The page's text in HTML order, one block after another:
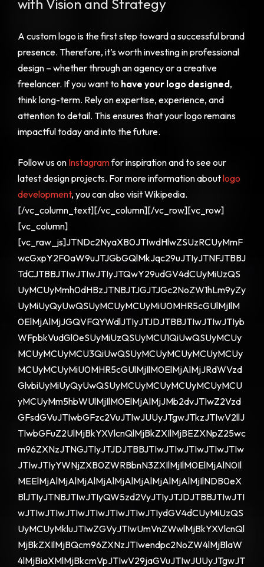
with Vision and Strategy
A custom logo is the first step toward a successful brand
presence. Therefore, it’s worth investing in professional
design – whether through an agency or a creative
freelancer. If you want to have your logo designed,
think long-term. Rely on expertise, experience, and
attention to detail. This ensures that your logo remains
impactful today and into the future.
Follow us on Instagramfor inspiration and to see our
latest design projects. For more information aboutlogo
development, you can also visit Wikipedia.
[/vc_column_text][/vc_column][/vc_row][vc_row]
[vc_column]
[vc_raw_js]JTNDc2NyaXB0JTIwdHlwZSUzRCUyMmF
wcGxpY2F0aW9uJTJGbGQlMkJqc29uJTIyJTNFJTBBJ
TdCJTBBJTIwJTIwJTIyJTQwY29udGV4dCUyMiUzQS
UyMCUyMmh0dHBzJTNBJTJGJTJGc2NoZW1hLm9yZy
UyMiUyQyUwQSUyMCUyMCUyMiU0MHR5cGUlMjIlM
0ElMjAlMjJGQVFQYWdlJTIyJTJDJTBBJTIwJTIwJTIyb
WFpbkVudGl0eSUyMiUzQSUyMCU1QiUwQSUyMCUy
MCUyMCUyMCU3QiUwQSUyMCUyMCUyMCUyMCUy
MCUyMCUyMiU0MHR5cGUlMjIlM0ElMjAlMjJRdWVzd
GlvbiUyMiUyQyUwQSUyMCUyMCUyMCUyMCUyMCU
yMCUyMm5hbWUlMjIlM0ElMjAlMjJMb2dvJTIwZ2Vzd
GFsdGVuJTIwbGFzc2VuJTIwJUUyJTgwJTkzJTIwV2llJ
TIwbGFuZ2UlMjBkYXVlcnQlMjBkZXIlMjBEZXNpZ25wc
m96ZXNzJTNGJTIyJTJDJTBBJTIwJTIwJTIwJTIwJTIw
JTIwJTIyYWNjZXB0ZWRBbnN3ZXIlMjIlM0ElMjAlN0Il
MEElMjAlMjAlMjAlMjAlMjAlMjAlMjAlMjAlMjIlNDB0eX
BlJTIyJTNBJTIwJTIyQW5zd2VyJTIyJTJDJTBBJTIwJTI
wJTIwJTIwJTIwJTIwJTIwJTIwJTIydGV4dCUyMiUzQS
UyMCUyMkluJTIwZGVyJTIwUmVnZWwlMjBkYXVlcnQl
MjBkZXIlMjBQcm96ZXNzJTIwendpc2NoZW4lMjBlaW
4lMjBiaXMlMjBkcmVpJTIwV29jaGVuJTIwJUUyJTgwJT